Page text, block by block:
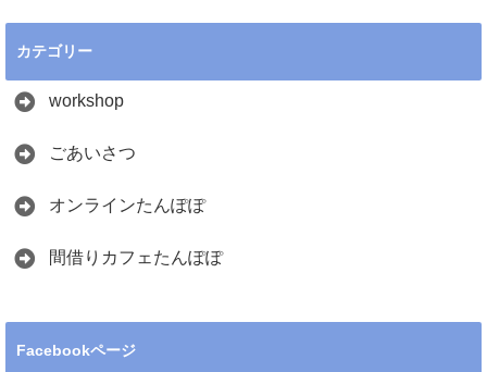
カテゴリー
workshop
ごあいさつ
オンラインたんぽぽ
間借りカフェたんぽぽ
Facebookページ